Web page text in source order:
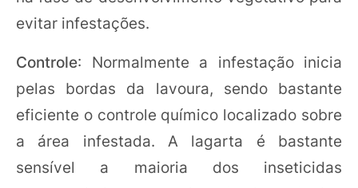
evitar infestações.
Controle: Normalmente a infestação inicia
pelas bordas da lavoura, sendo bastante
eficiente o controle químico localizado sobre
a área infestada. A lagarta é bastante
sensível a maioria dos inseticidas